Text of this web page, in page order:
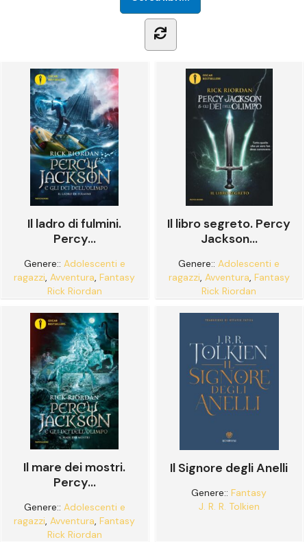
Il ladro di fulmini.
Percy...
Genere:: Adolescenti e
ragazzi,Avventura,Fantasy
Rick Riordan
Il libro segreto. Percy
Jackson...
Genere::Adolescenti e
ragazzi, Avventura, Fantasy
Rick Riordan
Il mare dei mostri.
Percy...
Genere:: Adolescenti e
ragazzi,Avventura,Fantasy
Rick Riordan
Il Signore degli Anelli
Genere::Fantasy
J. R. R. Tolkien